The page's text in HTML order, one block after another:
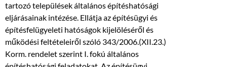
tartozó települések általános építéshatósági
eljárásainak intézése. Ellátja az építésügyi és
építésfelügyeleti hatóságok kijelöléséről és
működési feltételeiről szóló 343/2006.(XII.23.)
Korm. rendelet szerint I. fokú általános